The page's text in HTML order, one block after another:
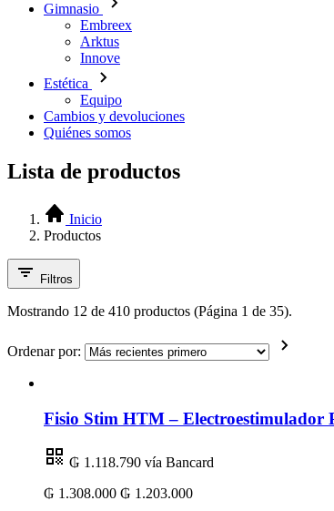
Gimnasio
Embreex
Arktus
Innove
Estética
Equipo
Cambios y devoluciones
Quiénes somos
Lista de productos
Inicio
Productos
Filtros
Mostrando 12 de 410 productos (Página 1 de 35).
Ordenar por:
Fisio Stim HTM – Electroestimulador
₲ 1.118.790 vía Bancard
₲ 1.308.000 ₲ 1.203.000